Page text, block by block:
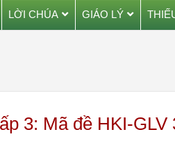
LỜI CHÚA GIÁO LÝ
3: Mã đề HKI-